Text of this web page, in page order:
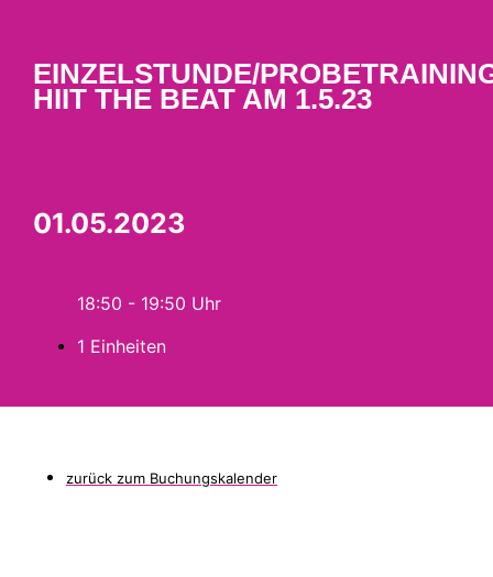
EINZELSTUNDE/
HIIT THE BEAT AM 1.5.23
01.05.2023
18:50 - 19:50
1 Einheiten
zurück zum Buchungskalender